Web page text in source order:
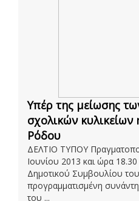
Υπέρ της μείωσης
σχολικών
Ρόδου
ΔΕΛΤΙΟ ΤΥΠΟΥ
Ιουνίου 2013 και ώρα
Δημοτικού Συμβουλίου
προγραμματισμένη
του ...